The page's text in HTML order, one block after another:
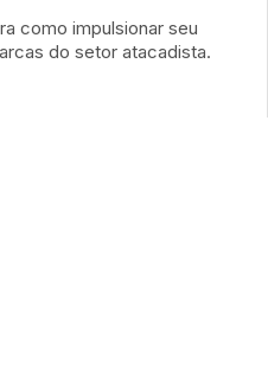
como impulsionar seu
do setor atacadista.